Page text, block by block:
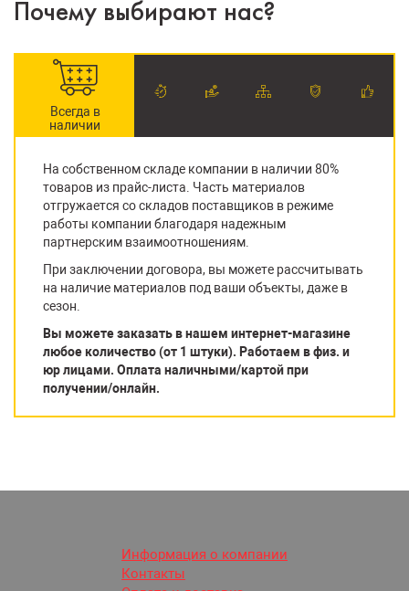
Почему выбирают нас?
Всегда в
наличии
На собственном складе компании в наличии 80%
товаров из прайс-листа. Часть материалов
отгружается со складов поставщиков в режиме
работы компании благодаря надежным
партнерским взаимоотношениям.
При заключении договора, вы можете рассчитывать
на наличие материалов под ваши объекты, даже в
сезон.
Вы можете заказать в нашем интернет-магазине
любое количество (от 1 штуки). Работаем в физ. и
юр лицами. Оплата наличными/картой при
получении/онлайн.
Информация о компании
Контакты